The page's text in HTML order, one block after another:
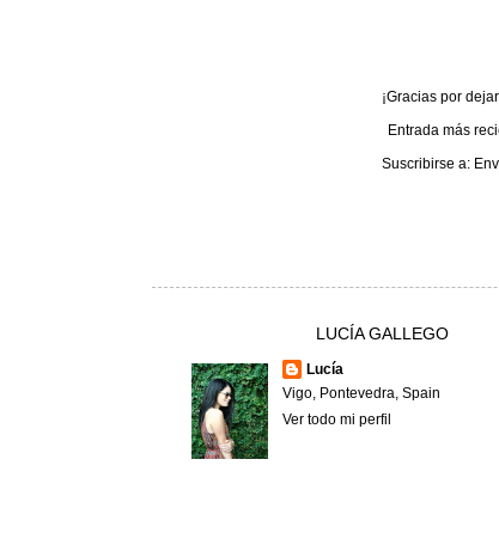
¡Gracias por
Entrada más
Suscribirse a:
LUCÍA GALLEGO
Lucía
Vigo, Pontevedra, Spain
Ver todo mi perfil